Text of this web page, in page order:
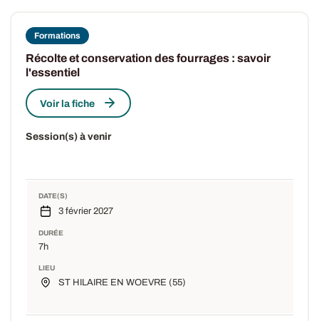
Formations
Récolte et conservation des fourrages : savoir
l'essentiel
Voir la fiche
Session(s) à venir
DATE(S)
3 février 2027
DURÉE
7h
LIEU
ST HILAIRE EN WOEVRE (55)